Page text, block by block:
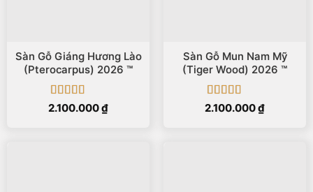
Sàn Gỗ Giáng Hương Lào
(Pterocarpus) 2026 ™
Được xếp
5 sao
2.100.000₫
Sàn Gỗ Mun Nam Mỹ
(Tiger Wood) 2026 ™
Được xếp
5 sao
2.100.000₫